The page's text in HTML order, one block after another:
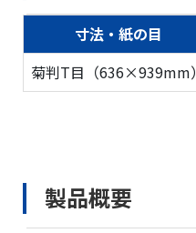
寸法・紙の目
菊判T目（636×939mm）
製品概要